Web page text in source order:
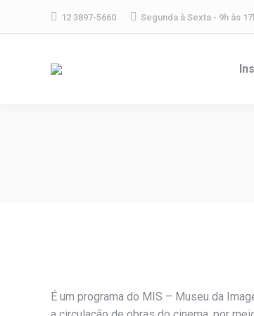
12 3897-5660 Segunda à Sexta - 9h às
É um programa do MIS – Museu da